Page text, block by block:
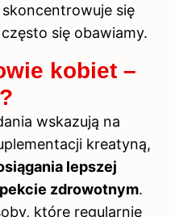
się
się obawiamy.
kobiet –
wskazują na
kreatyną,
lepszej
zdrowotnym.
które regularnie